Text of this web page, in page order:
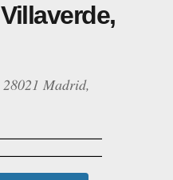
Madrid,